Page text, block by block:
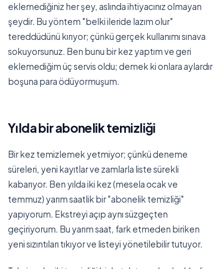
eklemediğiniz her şey, aslında ihtiyacınız olmayan
şeydir. Bu yöntem "belki ileride lazım olur"
tereddüdünü kırıyor; çünkü gerçek kullanımı sınava
sokuyorsunuz. Ben bunu bir kez yaptım ve geri
eklemediğim üç servis oldu; demek ki onlara aylardır
boşuna para ödüyormuşum.
Yılda bir abonelik temizliği
Bir kez temizlemek yetmiyor; çünkü deneme
süreleri, yeni kayıtlar ve zamlarla liste sürekli
kabarıyor. Ben yılda iki kez (mesela ocak ve
temmuz) yarım saatlik bir "abonelik temizliği"
yapıyorum. Ekstreyi açıp aynı süzgeçten
geçiriyorum. Bu yarım saat, fark etmeden biriken
yeni sızıntıları tıkıyor ve listeyi yönetilebilir tutuyor.